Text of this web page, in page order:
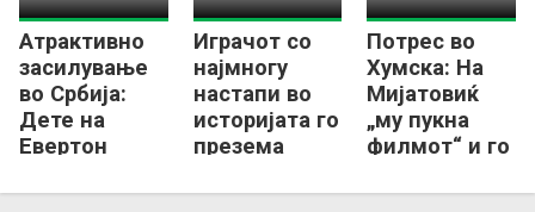
Атрактивно
засилување
во Србија:
Дете на
Евертон
во Чукарички
Играчот со
најмногу
настапи во
историјата го
презема
Партизан
Потрес во
Хумска: На
Мијатовиќ
„му пукна
филмот“ и го
Партизан